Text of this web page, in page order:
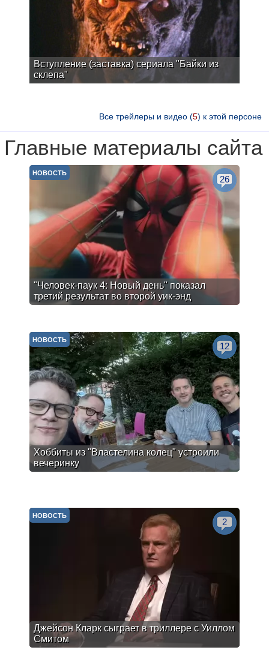
Вступление (заставка) сериала "Байки из
склепа"
Все трейлеры и видео (5) к этой персоне
Главные материалы сайта
"Человек-паук 4: Новый день" показал
третий результат во второй уик-энд
НОВОСТЬ
26
Хоббиты из "Властелина колец" устроили
вечеринку
НОВОСТЬ
12
Джейсон Кларк сыграет в триллере с Уиллом
Смитом
НОВОСТЬ
2